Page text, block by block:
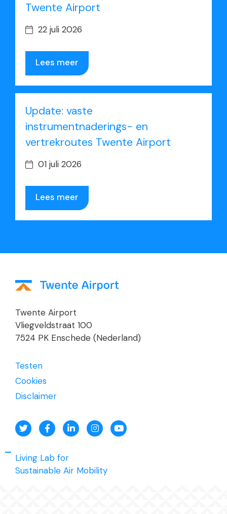
Twente Airport
22 juli 2026
Lees meer
Update: vaste
instrumentnaderings- en
vertrekroutes Twente Airport
01 juli 2026
Lees meer
Twente Airport
Vliegveldstraat 100
7524 PK Enschede (Nederland)
Testen
Cookies
Disclaimer
Living Lab for
Sustainable Air Mobility